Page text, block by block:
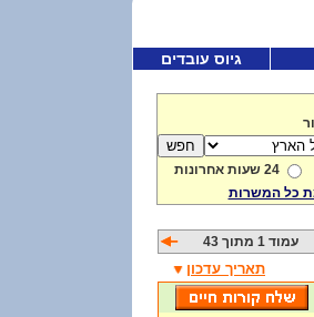
גיוס עובדים
24 שעות אחרונות
כל המשרות
עמוד 1 מתוך 43
תאריך עדכון